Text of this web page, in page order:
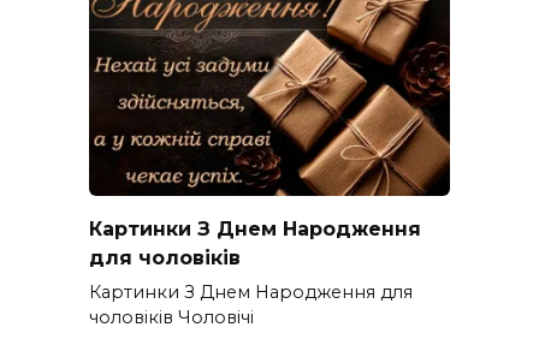
Картинки З Днем Народження
для чоловіків​
Картинки З Днем Народження для
чоловіків​ Чоловічі